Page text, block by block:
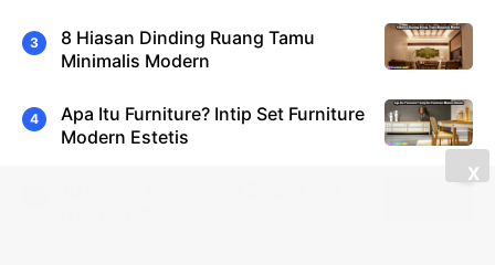
8 Hiasan Dinding Ruang Tamu
Minimalis Modern
Apa Itu Furniture? Intip Set Furniture
Modern Estetis
X